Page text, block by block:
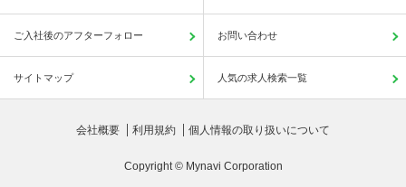
ご入社後のアフターフォロー お問い合わせ
サイトマップ 人気の求人検索一覧
会社概要 利用規約 個人情報の取り扱いについて
Copyright © Mynavi Corporation